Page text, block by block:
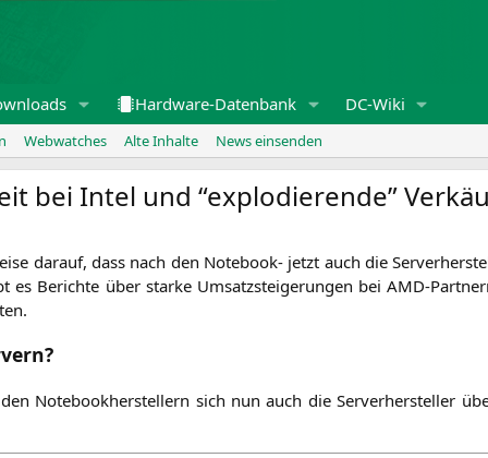
Hardware-Datenbank DC-Wiki
Webwatches Alte Inhalte News einsenden
bei Intel und “explodierende”
dar­auf, dass nach den Note­book- jetzt auch die
es Berich­te über star­ke Umsatz­stei­ge­run­gen bei AMD-
Note­book­her­stel­lern sich nun auch die Ser­ver­her­stel­ler